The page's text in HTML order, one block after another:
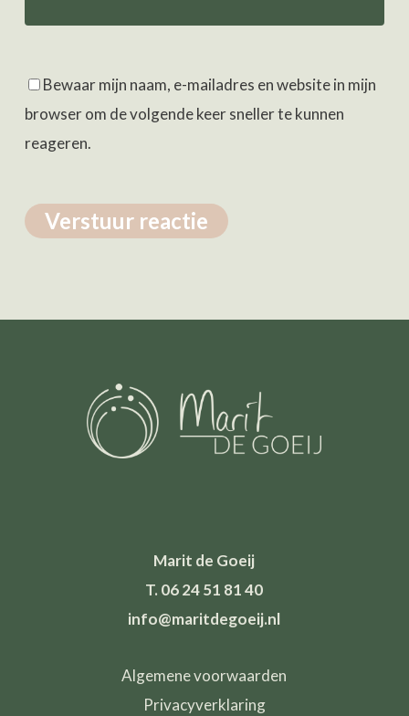
Bewaar mijn naam, e-mailadres en website in mijn
browser om de volgende keer sneller te kunnen
reageren.
Marit de Goeij
T. 06 24 51 81 40
info@maritdegoeij.nl
Algemene voorwaarden
Privacyverklaring